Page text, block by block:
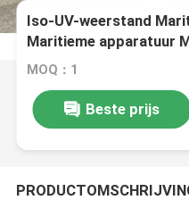
Iso-UV-weerstand
Maritieme apparatuur
MOQ：1
Beste prijs